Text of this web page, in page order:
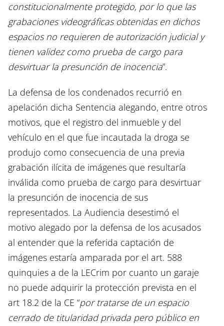
constitucionalmente protegido, por lo que las
grabaciones videográficas obtenidas en dichos
espacios no requieren de autorización judicial y
tienen validez como prueba de cargo para
desvirtuar la presunción de inocencia”.
La defensa de los condenados recurrió en
apelación dicha Sentencia alegando, entre otros
motivos, que el registro del inmueble y del
vehículo en el que fue incautada la droga se
produjo como consecuencia de una previa
grabación ilícita de imágenes que resultaría
inválida como prueba de cargo para desvirtuar
la presunción de inocencia de sus
representados. La Audiencia desestimó el
motivo alegado por la defensa de los acusados
al entender que la referida captación de
imágenes estaría amparada por el art. 588
quinquies a de la LECrim por cuanto un garaje
no puede adquirir la protección prevista en el
art 18.2 de la CE “por tratarse de un espacio
cerrado de titularidad privada pero público en